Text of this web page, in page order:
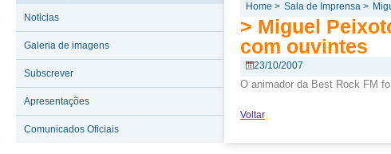
Noticias
Galeria de imagens
Subscrever
Apresentações
Comunicados Oficiais
Home > Sala de Imprensa >
> Miguel
com ouvintes
23/10/2007
O animador da Best Rock FM
Voltar